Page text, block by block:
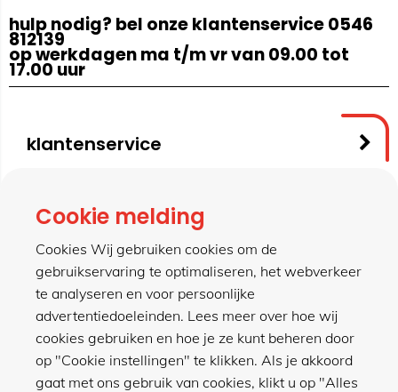
hulp nodig? bel onze klantenservice 0546
812139
op werkdagen ma t/m vr van 09.00 tot
17.00 uur
klantenservice
contact
meer van hillen
winkel
Cookie melding
Cookies Wij gebruiken cookies om de
gebruikservaring te optimaliseren, het webverkeer
te analyseren en voor persoonlijke
advertentiedoeleinden. Lees meer over hoe wij
cookies gebruiken en hoe je ze kunt beheren door
op "Cookie instellingen" te klikken. Als je akkoord
gaat met ons gebruik van cookies, klikt u op "Alles